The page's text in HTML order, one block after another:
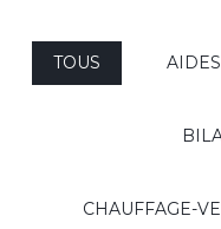
TOUS AIDES
CHAUFFAGE-